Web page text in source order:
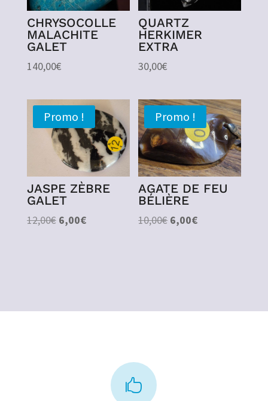
CHRYSOCOLLE
MALACHITE
GALET
140,00€
QUARTZ
HERKIMER
EXTRA
30,00€
Promo !
JASPE ZÈBRE
GALET
12,00€ Le
6,00€Le
Promo !
AGATE DE FEU
BÉLIÈRE
10,00€ Le
6,00€Le
